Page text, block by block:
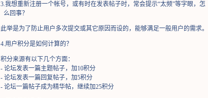
3.我想重新注册一个帐号，或有时在发表帖子时，常会提示“太频”等字眼，怎
么回事？
此举是为了防止用户多次提交或其它原因而设的，能够满足一般用户的需求。
4.用户积分是如何计算的？
积分来源有以下几个方面：
- 论坛发表一篇主题帖子，加10积分
- 论坛发表一篇回复帖子，加5积分
- 论坛一篇帖子成为精华帖，继续加25积分